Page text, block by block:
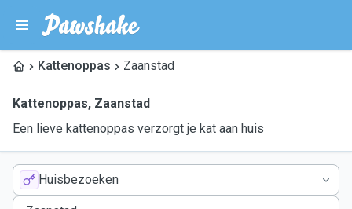
Kattenoppas Zaanstad
Kattenoppas, Zaanstad
Een lieve kattenoppas verzorgt je kat aan huis
Huisbezoeken